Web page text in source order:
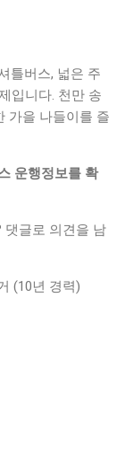
틀버스, 넓은 주
입니다. 천만 송
가을 나들이를 즐
운행정보를 확
댓글로 의견을 남
(10년 경력)